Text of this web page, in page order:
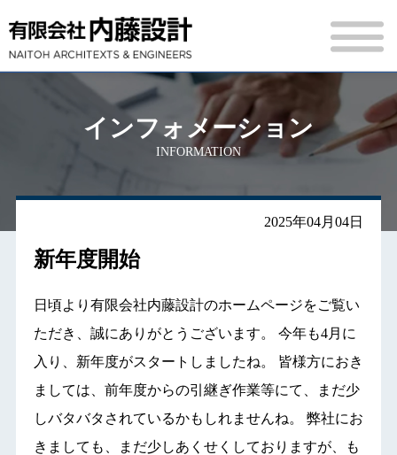
インフォメーション
INFORMATION
2025年04月04日
新年度開始
日頃より有限会社内藤設計のホームページをご覧い
ただき、誠にありがとうございます。 今年も4月に
入り、新年度がスタートしましたね。 皆様方におき
ましては、前年度からの引継ぎ作業等にて、まだ少
しバタバタされているかもしれませんね。 弊社にお
きましても、まだ少しあくせくしておりますが、も